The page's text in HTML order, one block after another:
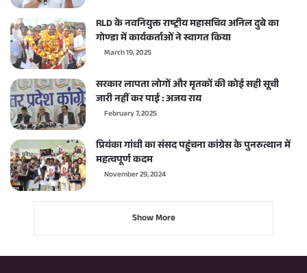
RLD के नवनियुक्त राष्ट्रीय महासचिव अनिल दुबे का
गोण्डा में कार्यकर्ताओं ने स्वागत किया
March 19, 2025
सरकार लापता लोगों और मृतकों की कोई सही सूची
जारी नहीं कर पाई : अजय राय
February 7, 2025
प्रियंका गांधी का संसद पहुंचना कांग्रेस के पुनरुत्थान में
महत्वपूर्ण कदम
November 29, 2024
Show More